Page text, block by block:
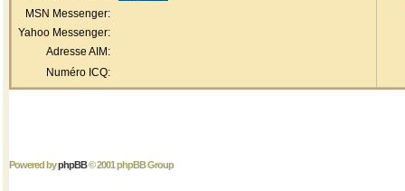
MSN Messenger:
Yahoo Messenger:
Adresse AIM:
Numéro ICQ:
Powered byphpBB© 2001 phpBB Group